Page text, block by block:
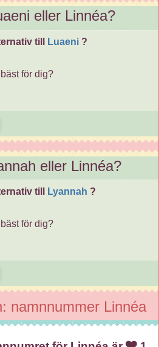
eller Linnéa?
till Luaeni ?
för dig?
eller Linnéa?
till Lyannah ?
för dig?
namnnummer Linnéa